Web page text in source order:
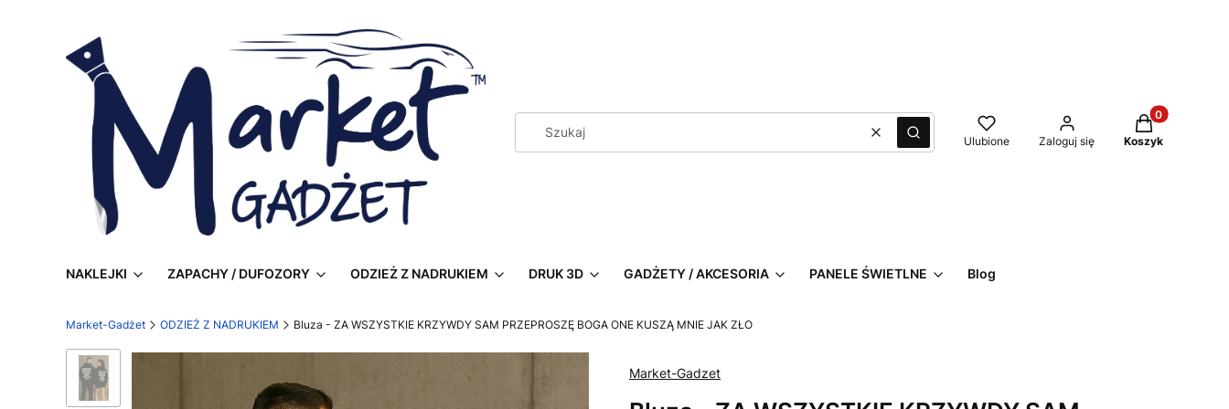
WyczyśćSzukaj Ulubione Zaloguj się
Produkty w
Koszyk
NAKLEJKI ZAPACHY / DUFOZORY ODZIEŻ Z NADRUKIEM DRUK 3D GADŻETY / AKCESORIA PANELE ŚWIETLNE Blog
Market-Gadżet ODZIEŻ Z NADRUKIEM Bluza - ZA WSZYSTKIE KRZYWDY SAM PRZEPROSZĘ BOGA ONE KUSZĄ MNIE JAK ZŁO
Market-Gadzet